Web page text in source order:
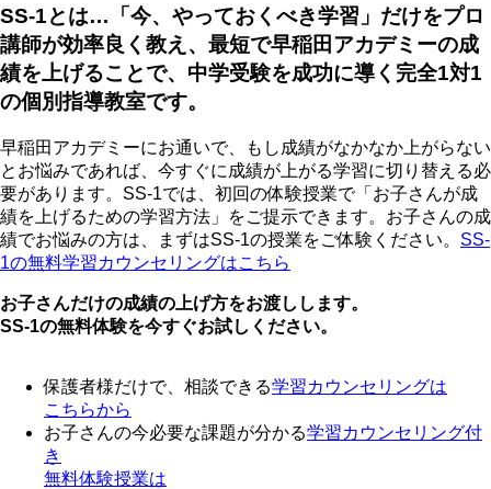
SS-1とは…「今、やっておくべき学習」だけをプロ
講師が効率良く教え、最短で早稲田アカデミーの成
績を上げることで、中学受験を成功に導く完全1対1
の個別指導教室です。
早稲田アカデミーにお通いで、もし成績がなかなか上がらない
とお悩みであれば、今すぐに成績が上がる学習に切り替える必
要があります。SS-1では、初回の体験授業で「お子さんが成
績を上げるための学習方法」をご提示できます。お子さんの成
績でお悩みの方は、まずはSS-1の授業をご体験ください。 SS-
1の無料学習カウンセリングはこちら
お子さんだけの成績の上げ方をお渡しします。
SS-1の無料体験を今すぐお試しください。
保護者様だけで、相談できる学習カウンセリングは
こちらから
お子さんの今必要な課題が分かる学習カウンセリング付
き
無料体験授業は